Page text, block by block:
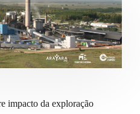
impacto da exploração